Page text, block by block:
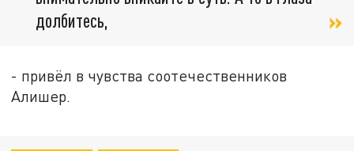
долбитесь,
- привёл в чувства соотечественников
Алишер.